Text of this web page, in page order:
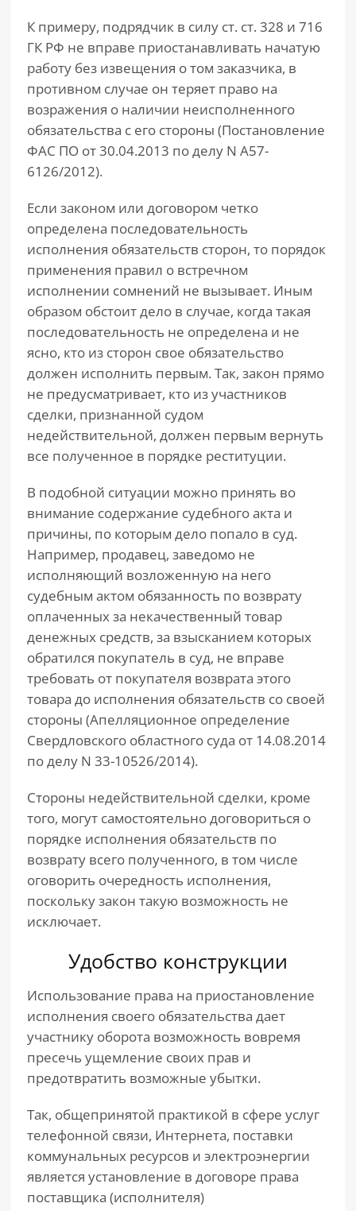
К примеру, подрядчик в силу ст. ст. 328 и 716
ГК РФ не вправе приостанавливать начатую
работу без извещения о том заказчика, в
противном случае он теряет право на
возражения о наличии неисполненного
обязательства с его стороны (Постановление
ФАС ПО от 30.04.2013 по делу N А57-
6126/2012).
Если законом или договором четко
определена последовательность
исполнения обязательств сторон, то порядок
применения правил о встречном
исполнении сомнений не вызывает. Иным
образом обстоит дело в случае, когда такая
последовательность не определена и не
ясно, кто из сторон свое обязательство
должен исполнить первым. Так, закон прямо
не предусматривает, кто из участников
сделки, признанной судом
недействительной, должен первым вернуть
все полученное в порядке реституции.
В подобной ситуации можно принять во
внимание содержание судебного акта и
причины, по которым дело попало в суд.
Например, продавец, заведомо не
исполняющий возложенную на него
судебным актом обязанность по возврату
оплаченных за некачественный товар
денежных средств, за взысканием которых
обратился покупатель в суд, не вправе
требовать от покупателя возврата этого
товара до исполнения обязательств со своей
стороны (Апелляционное определение
Свердловского областного суда от 14.08.2014
по делу N 33-10526/2014).
Стороны недействительной сделки, кроме
того, могут самостоятельно договориться о
порядке исполнения обязательств по
возврату всего полученного, в том числе
оговорить очередность исполнения,
поскольку закон такую возможность не
исключает.
Удобство конструкции
Использование права на приостановление
исполнения своего обязательства дает
участнику оборота возможность вовремя
пресечь ущемление своих прав и
предотвратить возможные убытки.
Так, общепринятой практикой в сфере услуг
телефонной связи, Интернета, поставки
коммунальных ресурсов и электроэнергии
является установление в договоре права
поставщика (исполнителя)